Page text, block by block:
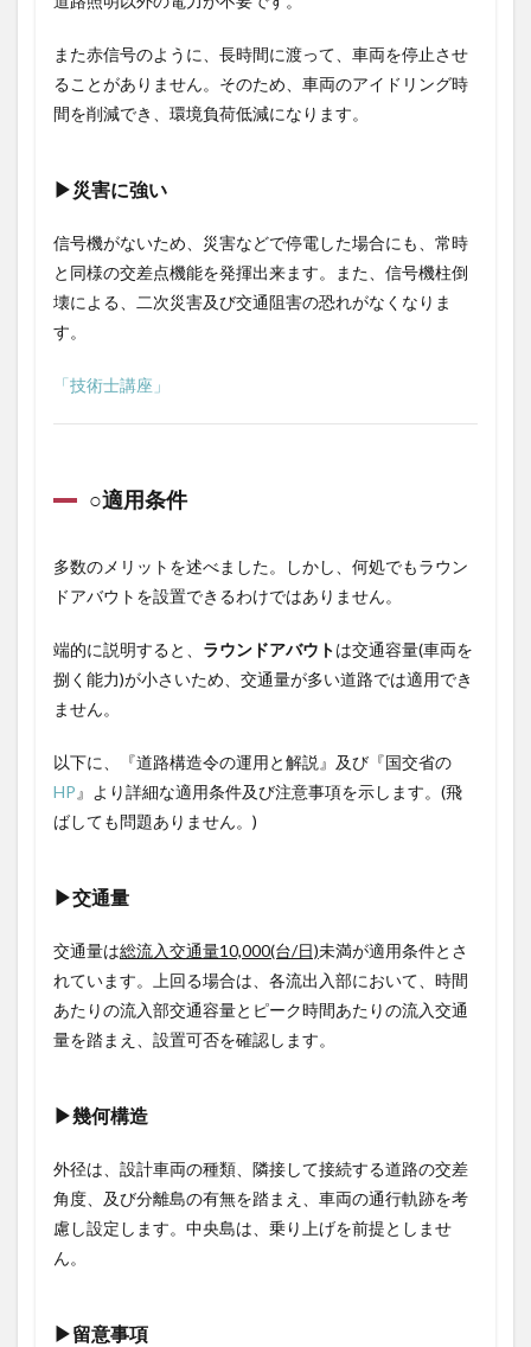
また赤信号のように、長時間に渡って、車両を停止させ
ることがありません。そのため、車両のアイドリング時
間を削減でき、環境負荷低減になります。
▶災害に強い
信号機がないため、災害などで停電した場合にも、常時
と同様の交差点機能を発揮出来ます。また、信号機柱倒
壊による、二次災害及び交通阻害の恐れがなくなりま
す。
「技術士講座」
○適用条件
多数のメリットを述べました。しかし、何処でもラウン
ドアバウトを設置できるわけではありません。
端的に説明すると、 ラウンドアバウトは交通容量(車両を
捌く能力)が小さいため、交通量が多い道路では適用でき
ません。
以下に、『道路構造令の運用と解説』及び『国交省の
HP 』より詳細な適用条件及び注意事項を示します。(飛
ばしても問題ありません。)
▶交通量
交通量は総流入交通量10,000(台/日)未満が適用条件とさ
れています。上回る場合は、各流出入部において、時間
あたりの流入部交通容量とピーク時間あたりの流入交通
量を踏まえ、設置可否を確認します。
▶幾何構造
外径は、設計車両の種類、隣接して接続する道路の交差
角度、及び分離島の有無を踏まえ、車両の通行軌跡を考
慮し設定します。中央島は、乗り上げを前提としませ
ん。
▶留意事項